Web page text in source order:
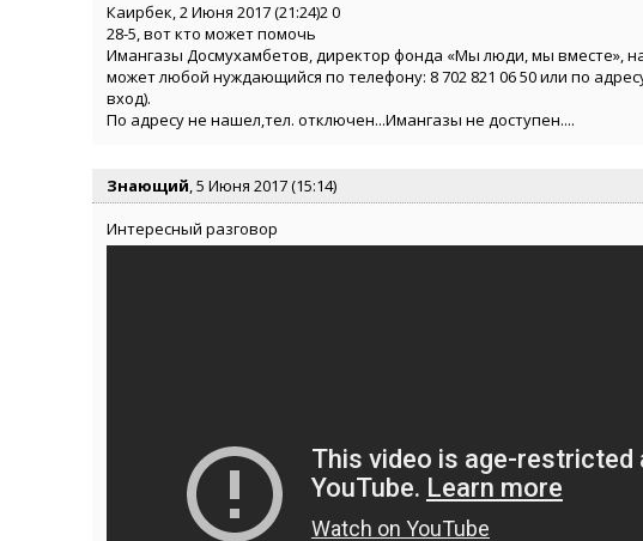
Каирбек, 2 Июня 2017 (21:24)2 0
28-5, вот кто может помочь
Имангазы Досмухамбетов, директор фонда «Мы люди, мы вместе»,
может любой нуждающийся по телефону: 8 702 821 06 50 или по
вход).
По адресу не нашел,тел. отключен...Имангазы не доступен....
Знающий, 5 Июня 2017 (15:14)
Интересный разговор